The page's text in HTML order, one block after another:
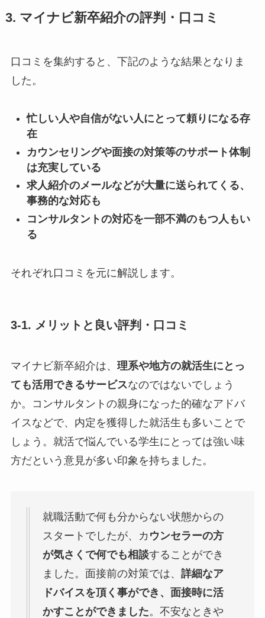
3. マイナビ新卒紹介の評判・口コミ
口コミを集約すると、下記のような結果となりま
した。
忙しい人や自信がない人にとって頼りになる存
在
カウンセリングや面接の対策等のサポート体制
は充実している
求人紹介のメールなどが大量に送られてくる、
事務的な対応も
コンサルタントの対応を一部不満のもつ人もい
る
それぞれ口コミを元に解説します。
3-1. メリットと良い評判・口コミ
マイナビ新卒紹介は、 理系や地方の就活生にとっ
ても活用できるサービスなのではないでしょう
か。コンサルタントの親身になった的確なアドバ
イスなどで、内定を獲得した就活生も多いことで
しょう。就活で悩んでいる学生にとっては強い味
方だという意見が多い印象を持ちました。
就職活動で何も分からない状態からの
スタートでしたが、カ ウンセラーの方
が気さくで何でも相談することができ
ました。面接前の対策では、 詳細なア
ドバイスを頂く事ができ、面接時に活
かすことができました。不安なときや